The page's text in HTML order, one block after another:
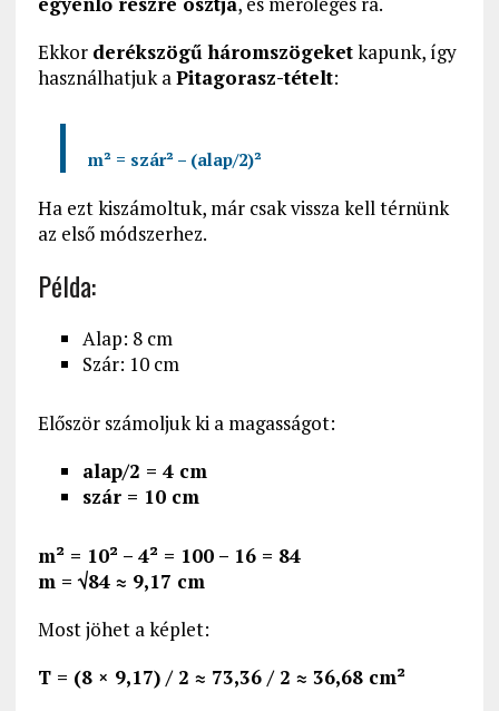
Ekkor derékszögű háromszögeketkapunk, így
használhatjuk aPitagorasz-tételt:
m² = szár² – (alap/2)²
Ha ezt kiszámoltuk, már csak vissza kell térnünk
az első módszerhez.
Példa:
Alap: 8 cm
Szár: 10 cm
Először számoljuk ki a magasságot:
alap/2 = 4 cm
szár = 10 cm
m² = 10² – 4² = 100 – 16 = 84
m = √84 ≈ 9,17 cm
Most jöhet a képlet:
T = (8 × 9,17) / 2 ≈ 73,36 / 2 ≈ 36,68 cm²